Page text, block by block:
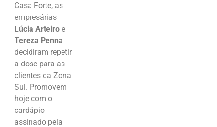
Casa Forte, as
empresárias
Lúcia Arteiro e
Tereza Penna
decidiram repetir
a dose para as
clientes da Zona
Sul. Promovem
hoje com o
cardápio
assinado pela